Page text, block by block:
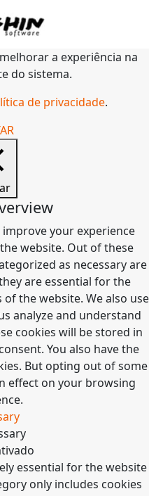
a experiência na
do sistema.
de privacidade.
your experience
website. Out of these
as necessary are
are essential for the
the website. We also use
analyze and understand
cookies will be stored in
You also have the
But opting out of some
effect on your browsing
essential for the website
only includes cookies